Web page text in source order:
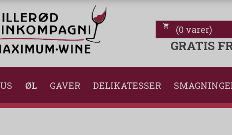
(0 varer)
GRATIS
ØL GAVER DELIKATESSER